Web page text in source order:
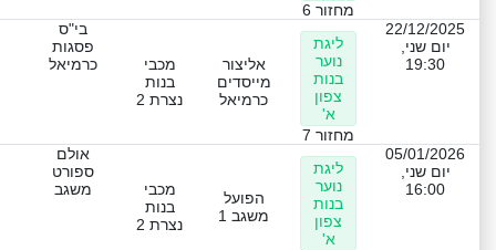
מחזור 6
22/12/2025
יום שני,
19:30
ליגת
נוער
בנות
צפון
א'
מחזור 7
אליצור
מייסדים
כרמיאל
מכבי
בנות
נצרת 2
בי"ס
פסגות
כרמיאל
05/01/2026
יום שני,
16:00
ליגת
נוער
בנות
צפון
א'
הפועל
משגב 1
מכבי
בנות
נצרת 2
אולם
ספורט
משגב